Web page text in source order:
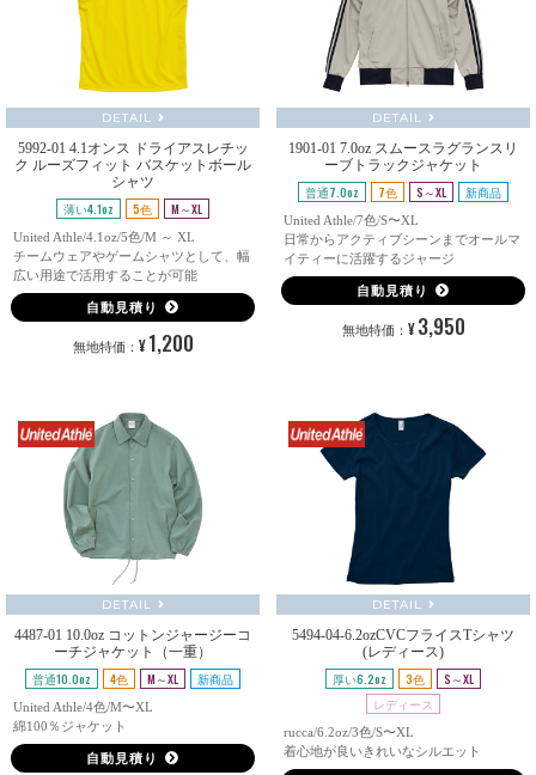
DETAIL
5992-01 4.1オンス ドライアスレチッ
ク ルーズフィット バスケットボール
シャツ
薄い4.1oz 5色 M～XL
United Athle/4.1oz/5色/M ～ XL
チームウェアやゲームシャツとして、幅
広い用途で活用することが可能
自動見積り
無地特価： ¥ 1,200
DETAIL
1901-01 7.0oz スムースラグランスリ
ーブトラックジャケット
普通7.0oz 7色 S～XL 新商品
United Athle/7色/S〜XL
日常からアクティブシーンまでオールマ
イティーに活躍するジャージ
自動見積り
無地特価： ¥ 3,950
DETAIL
4487-01 10.0oz コットンジャージーコ
ーチジャケット（一重）
普通10.0oz 4色 M～XL 新商品
United Athle/4色/M〜XL
綿100％ジャケット
自動見積り
DETAIL
5494-04-6.2ozCVCフライスTシャツ
(レディース)
厚い6.2oz 3色
S～XL
レディース
rucca/6.2oz/3色/S〜XL
着心地が良いきれいなシルエット